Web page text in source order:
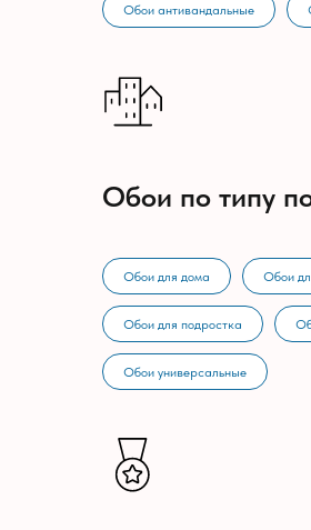
Обои антивандальные
Обои по типу
Обои для дома Обои
Обои для подростка
Обои универсальные